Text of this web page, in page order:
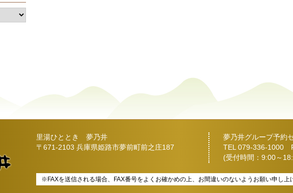
里湯ひととき 夢乃井
〒671-2103 兵庫県姫路市夢前町前之庄187
夢乃井グループ予約
TEL079-336-1000
(受付時間：9:00～
※FAXを送信される場合、FAX番号をよくお確かめの上、お間違いのないようお願い申し上